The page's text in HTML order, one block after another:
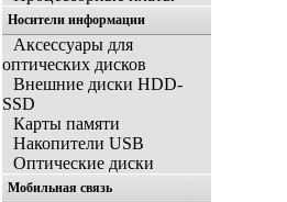
Носители информации
Аксессуары для
оптических дисков
Внешние диски HDD-
SSD
Карты памяти
Накопители USB
Оптические диски
Мобильная связь